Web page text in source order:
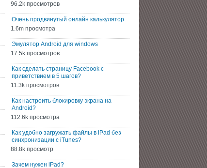
96.2k просмотров
Очень продвинутый онлайн калькулятор
1.6m просмотра
Эмулятор Android для windows
17.5k просмотров
Как сделать страницу Facebook с
приветствием в 5 шагов?
11.3k просмотров
Как настроить блокировку экрана на
Android?
112.6k просмотра
Как удобно загружать файлы в iPad без
синхронизации с iTunes?
88.8k просмотр
Зачем нужен iPad?